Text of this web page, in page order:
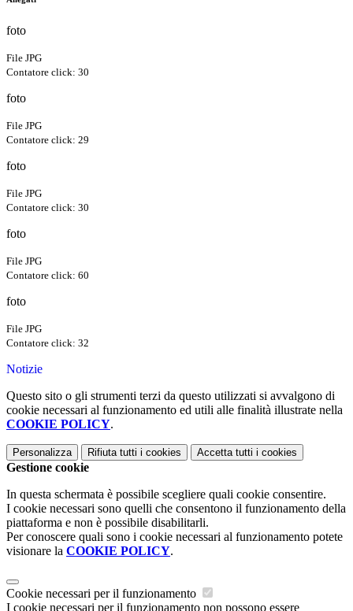
foto
File JPG
Contatore click: 30
foto
File JPG
Contatore click: 29
foto
File JPG
Contatore click: 30
foto
File JPG
Contatore click: 60
foto
File JPG
Contatore click: 32
Notizie
Questo sito o gli strumenti terzi da questo utilizzati si avvalgono di
cookie necessari al funzionamento ed utili alle finalità illustrate nella
COOKIE POLICY.
Personalizza Rifiuta tutti i cookies Accetta tutti i cookies
Gestione cookie
In questa schermata è possibile scegliere quali cookie consentire.
I cookie necessari sono quelli che consentono il funzionamento della
piattaforma e non è possibile disabilitarli.
Per conoscere quali sono i cookie necessari al funzionamento potete
visionare la COOKIE POLICY.
Cookie necessari per il funzionamento
I cookie necessari per il funzionamento non possono essere